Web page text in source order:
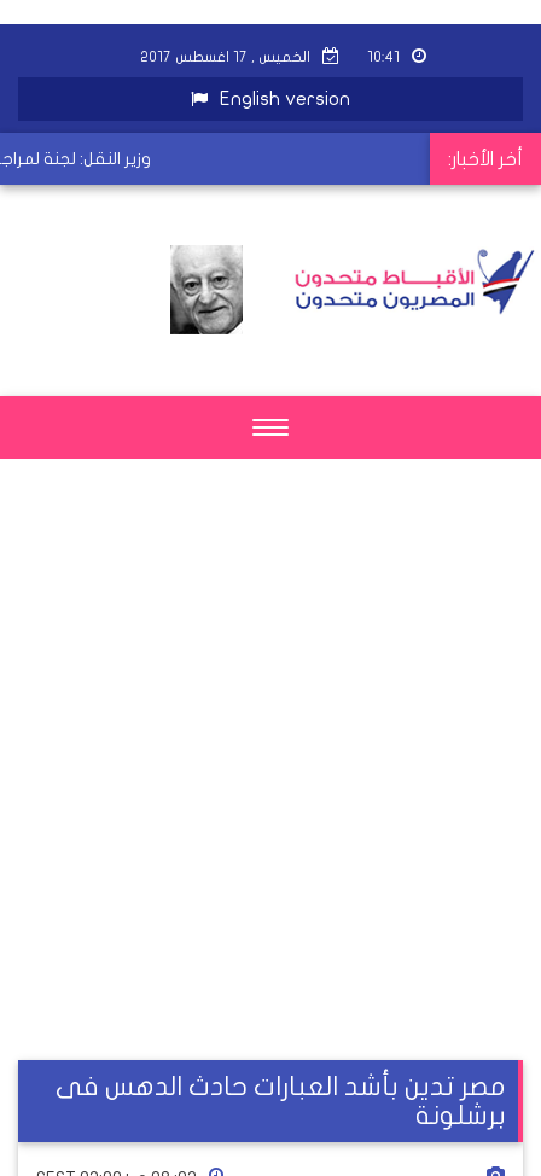
١٠:٤١ الخميس , ١٧ اغسطس ٢٠١٧
English version
أخر الأخبار: وزير النقل: لجنة
Toggle
مصر تدين بأشد العبارات حادث الدهس فى
برشلونة